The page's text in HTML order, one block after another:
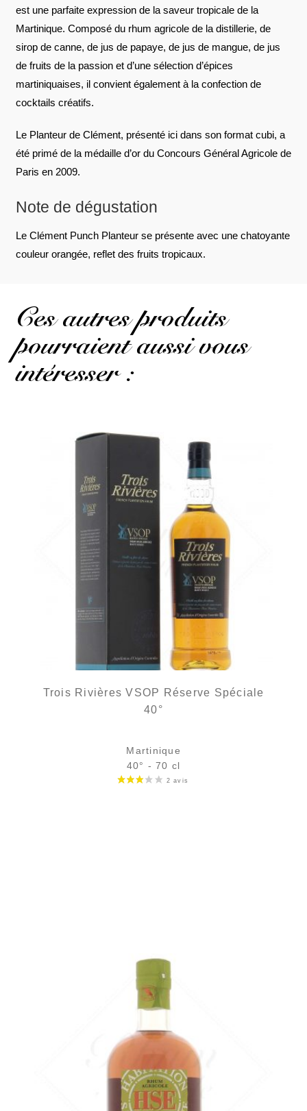
est une parfaite expression de la saveur tropicale de la
Martinique. Composé du rhum agricole de la distillerie, de
sirop de canne, de jus de papaye, de jus de mangue, de jus
de fruits de la passion et d’une sélection d’épices
martiniquaises, il convient également à la confection de
cocktails créatifs.
Le Planteur de Clément, présenté ici dans son format cubi, a
été primé de la médaille d’or du Concours Général Agricole de
Paris en 2009.
Note de dégustation
Le Clément Punch Planteur se présente avec une chatoyante
couleur orangée, reflet des fruits tropicaux.
Ces autres produits
pourraient aussi vous
intéresser :
Trois Rivières VSOP Réserve Spéciale
40°
Martinique
40° - 70 cl